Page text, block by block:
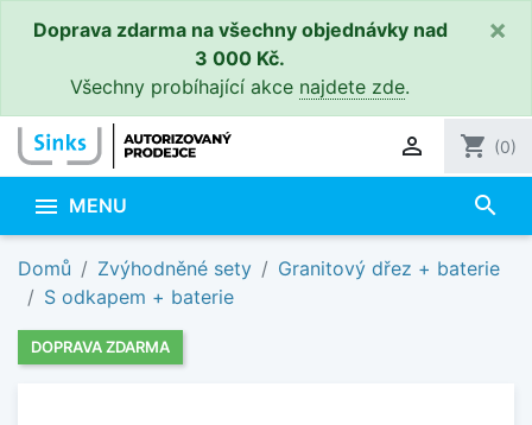
Doprava zdarma na všechny objednávky nad
3 000 Kč.
Všechny probíhající akce najdete zde.
×
 shopping_cart (0)
 MENU search
Domů Zvýhodněné sety
Granitový dřez + baterie
S odkapem + baterie
DOPRAVA ZDARMA